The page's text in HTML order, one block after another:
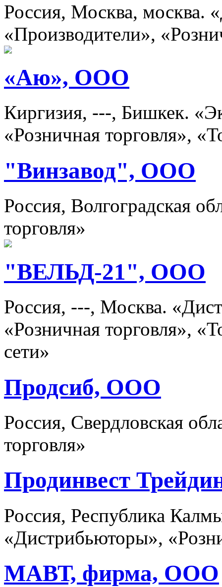
Россия, Москва, москва.
«Производители»,
«Аю», ООО
Киргизия, ---, Бишкек.
«Розничная торговля»,
"Винзавод", ООО
Россия, Волгоградская
торговля»
"ВЕЛЬД-21", ООО
Россия, ---, Москва.
«Розничная торговля»,
сети»
Продсиб, ООО
Россия, Свердловская
торговля»
Продинвест
Россия, Республика
«Дистрибьюторы»,
МАВТ, фирма, ООО